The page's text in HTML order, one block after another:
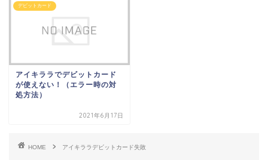
デビットカード
アイキララでデビットカード
が使えない！（エラー時の対
処方法）
2021年6月17日
HOME アイキララデビットカード失敗